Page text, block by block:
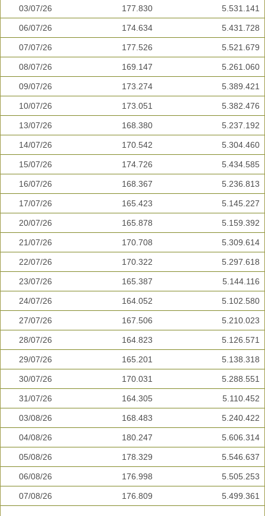
03/07/26 177.830 5.531.141
06/07/26 174.634 5.431.728
07/07/26 177.526 5.521.679
08/07/26 169.147 5.261.060
09/07/26 173.274 5.389.421
10/07/26 173.051 5.382.476
13/07/26 168.380 5.237.192
14/07/26 170.542 5.304.460
15/07/26 174.726 5.434.585
16/07/26 168.367 5.236.813
17/07/26 165.423 5.145.227
20/07/26 165.878 5.159.392
21/07/26 170.708 5.309.614
22/07/26 170.322 5.297.618
23/07/26 165.387 5.144.116
24/07/26 164.052 5.102.580
27/07/26 167.506 5.210.023
28/07/26 164.823 5.126.571
29/07/26 165.201 5.138.318
30/07/26 170.031 5.288.551
31/07/26 164.305 5.110.452
03/08/26 168.483 5.240.422
04/08/26 180.247 5.606.314
05/08/26 178.329 5.546.637
06/08/26 176.998 5.505.253
07/08/26 176.809 5.499.361